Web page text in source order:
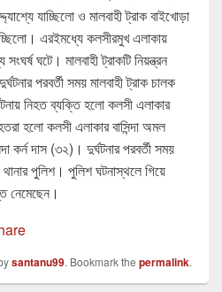
যাচ্ছিলো ও মালবাহী ট্রাক বাইখোড়া
এরইমধ্যে কলসীরমুখ এলাকায়
ঘটে। মালবাহী ট্রাকটি নিয়ন্ত্রন
পরবর্তী সময় মালবাহী ট্রাক চালক
নিহত ব্যক্তি হলো কলসী এলাকার
হলো কলসী এলাকার বাসিন্দা অমল
কর্ন দাস (৩২)। দুর্ঘটনার পরবর্তী সময়
পুলিশ। পুলিশ ঘটনাস্থলে গিয়ে
নেমেছেন।
santanu99. Bookmark the permalink.